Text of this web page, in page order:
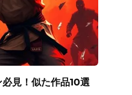
必見！似た作品10選